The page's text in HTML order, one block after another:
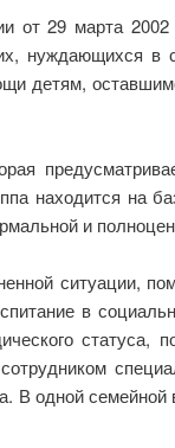
от 29 марта
нуждающихся в
детям,
находится на
и
ситуации,
в
статуса,
В одной семейной